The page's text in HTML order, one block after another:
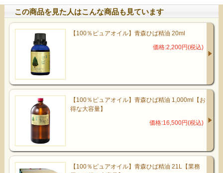
この商品を見た人はこんな商品も見ています
【100％ピュアオイル】青森ひば精油 20ml
価格:2,200円(税込)
【100％ピュアオイル】青森ひば精油 1,000ml【お
得な大容量】
価格:16,500円(税込)
【100％ピュアオイル】青森ひば精油 21L【業務